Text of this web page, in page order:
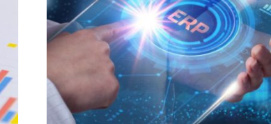
Cómo mejorar la producción de tu
dProduction ERP